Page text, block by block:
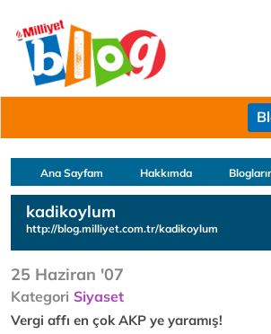
Ana Sayfam Hakkımda
kadikoylum
http://blog.milliyet.com.tr/kadikoylum
25 Haziran '07
Kategori Siyaset
Vergi affı en çok AKP ye yaramış!